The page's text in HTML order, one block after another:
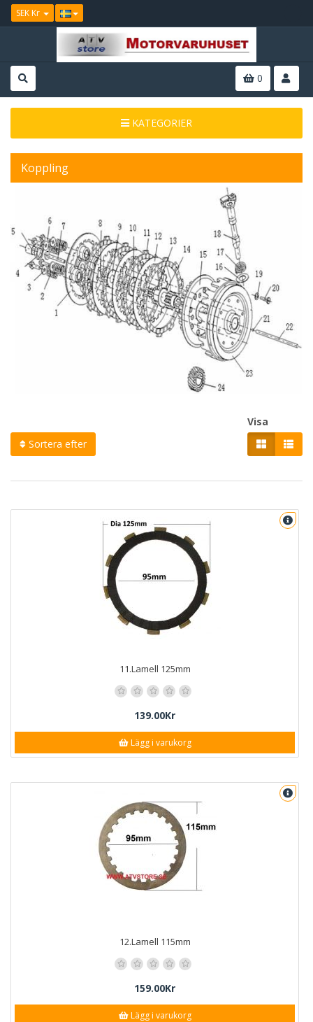
SEK Kr
0
KATEGORIER
Koppling
Sortera efter
Visa
11.Lamell 125mm
139.00Kr
Lägg i varukorg
12.Lamell 115mm
159.00Kr
Lägg i varukorg